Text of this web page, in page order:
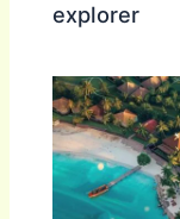
explorer